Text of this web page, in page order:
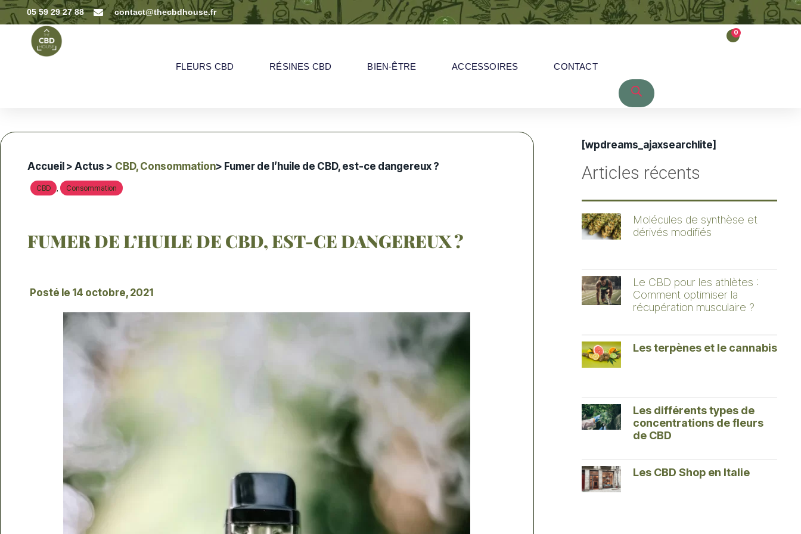
05 59 29 27 88 contact@thecbdhouse.fr
FLEURS CBD RÉSINES CBD BIEN-ÊTRE ACCESSOIRES CONTACT
0
Accueil> Actus > CBD, Consommation> Fumer de l’huile de CBD, est-ce dangereux ?
CBD , Consommation
FUMER DE L’HUILE DE CBD, EST-CE DANGEREUX ?
Posté le 14 octobre, 2021
[wpdreams_ajaxsearchlite]
Articles récents
Molécules de synthèse et
dérivés modifiés
Le CBD pour les athlètes :
Comment optimiser la
récupération musculaire ?
Les terpènes et le cannabis
Les différents types de
concentrations de fleurs
de CBD
Les CBD Shop en Italie